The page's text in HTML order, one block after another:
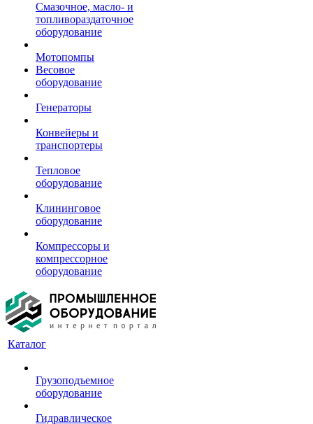
Смазочное, масло- и
топливораздаточное
оборудование
Мотопомпы
Весовое
оборудование
Генераторы
Конвейеры и
транспортеры
Тепловое
оборудование
Клининговое
оборудование
Компрессоры и
компрессорное
оборудование
Каталог
Грузоподъемное
оборудование
Гидравлическое